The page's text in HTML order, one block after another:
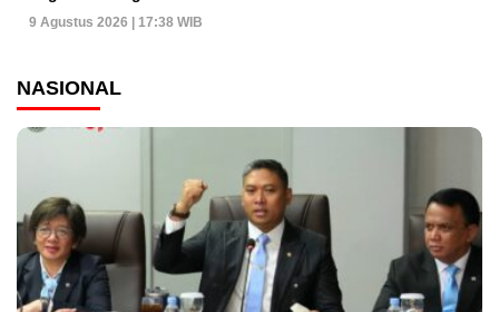
9 Agustus 2026 | 17:38 WIB
NASIONAL